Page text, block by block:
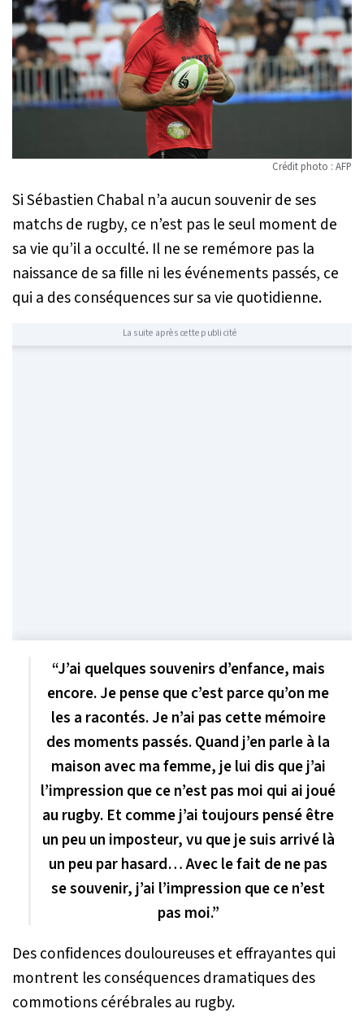
Crédit photo : AFP
Si Sébastien Chabal n’a aucun souvenir de ses
matchs de rugby, ce n’est pas le seul moment de
sa vie qu’il a occulté. Il ne se remémore pas la
naissance de sa fille ni les événements passés, ce
qui a des conséquences sur sa vie quotidienne.
La suite après cette publicité
“J’ai quelques souvenirs d’enfance, mais
encore. Je pense que c’est parce qu’on me
les a racontés. Je n’ai pas cette mémoire
des moments passés. Quand j’en parle à la
maison avec ma femme, je lui dis que j’ai
l’impression que ce n’est pas moi qui ai joué
au rugby. Et comme j’ai toujours pensé être
un peu un imposteur, vu que je suis arrivé là
un peu par hasard… Avec le fait de ne pas
se souvenir, j’ai l’impression que ce n’est
pas moi.”
Des confidences douloureuses et effrayantes qui
montrent les conséquences dramatiques des
commotions cérébrales au rugby.